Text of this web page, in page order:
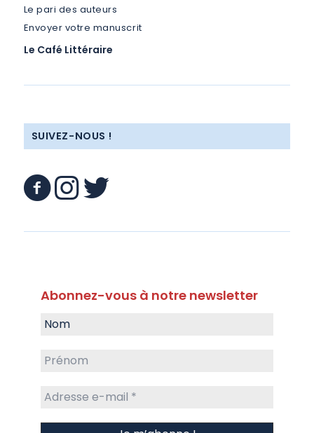
Le pari des auteurs
Envoyer votre manuscrit
Le Café Littéraire
SUIVEZ-NOUS !
Abonnez-vous à notre newsletter